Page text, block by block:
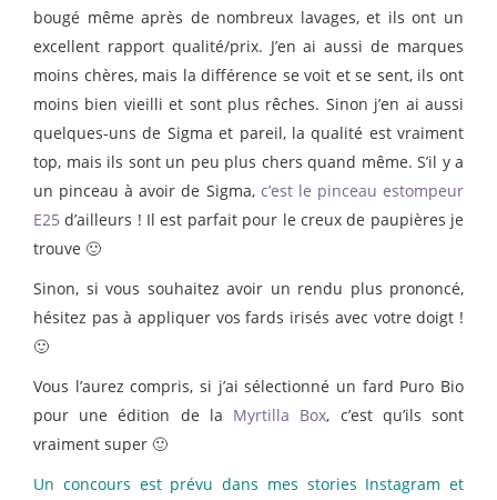
bougé même après de nombreux lavages, et ils ont un
excellent rapport qualité/prix. J’en ai aussi de marques
moins chères, mais la différence se voit et se sent, ils ont
moins bien vieilli et sont plus rêches. Sinon j’en ai aussi
quelques-uns de Sigma et pareil, la qualité est vraiment
top, mais ils sont un peu plus chers quand même. S’il y a
un pinceau à avoir de Sigma, c’est le pinceau estompeur
E25 d’ailleurs ! Il est parfait pour le creux de paupières je
trouve 🙂
Sinon, si vous souhaitez avoir un rendu plus prononcé,
hésitez pas à appliquer vos fards irisés avec votre doigt !
🙂
Vous l’aurez compris, si j’ai sélectionné un fard Puro Bio
pour une édition de la Myrtilla Box, c’est qu’ils sont
vraiment super 🙂
Un concours est prévu dans mes stories Instagram et